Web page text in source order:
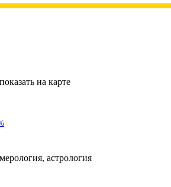
показать на карте
астрология